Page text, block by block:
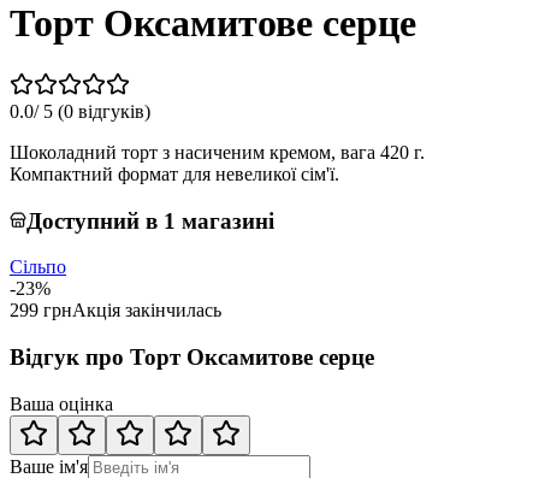
Торт Оксамитове серце
0.0/ 5 (0 відгуків)
Шоколадний торт з насиченим кремом, вага 420 г.
Компактний формат для невеликої сім'ї.
Доступний в 1 магазині
Сільпо
-23%
299 грнАкція закінчилась
Відгук про Торт Оксамитове серце
Ваша оцінка
Ваше ім'я